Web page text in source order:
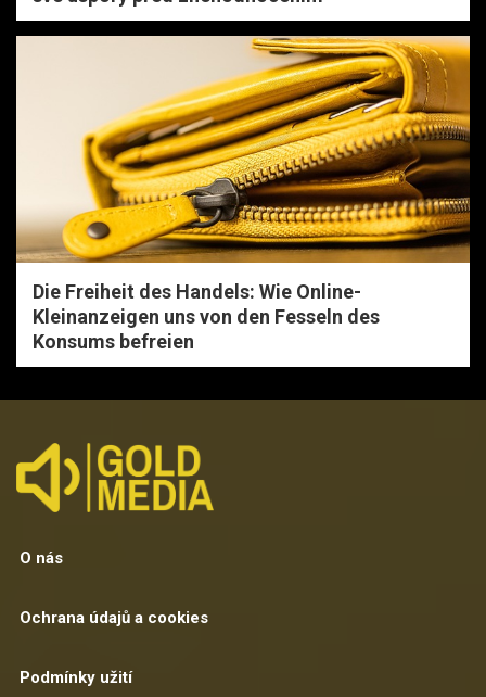
Die Freiheit des Handels: Wie Online-
Kleinanzeigen uns von den Fesseln des
Konsums befreien
O nás
Ochrana údajů a cookies
Podmínky užití